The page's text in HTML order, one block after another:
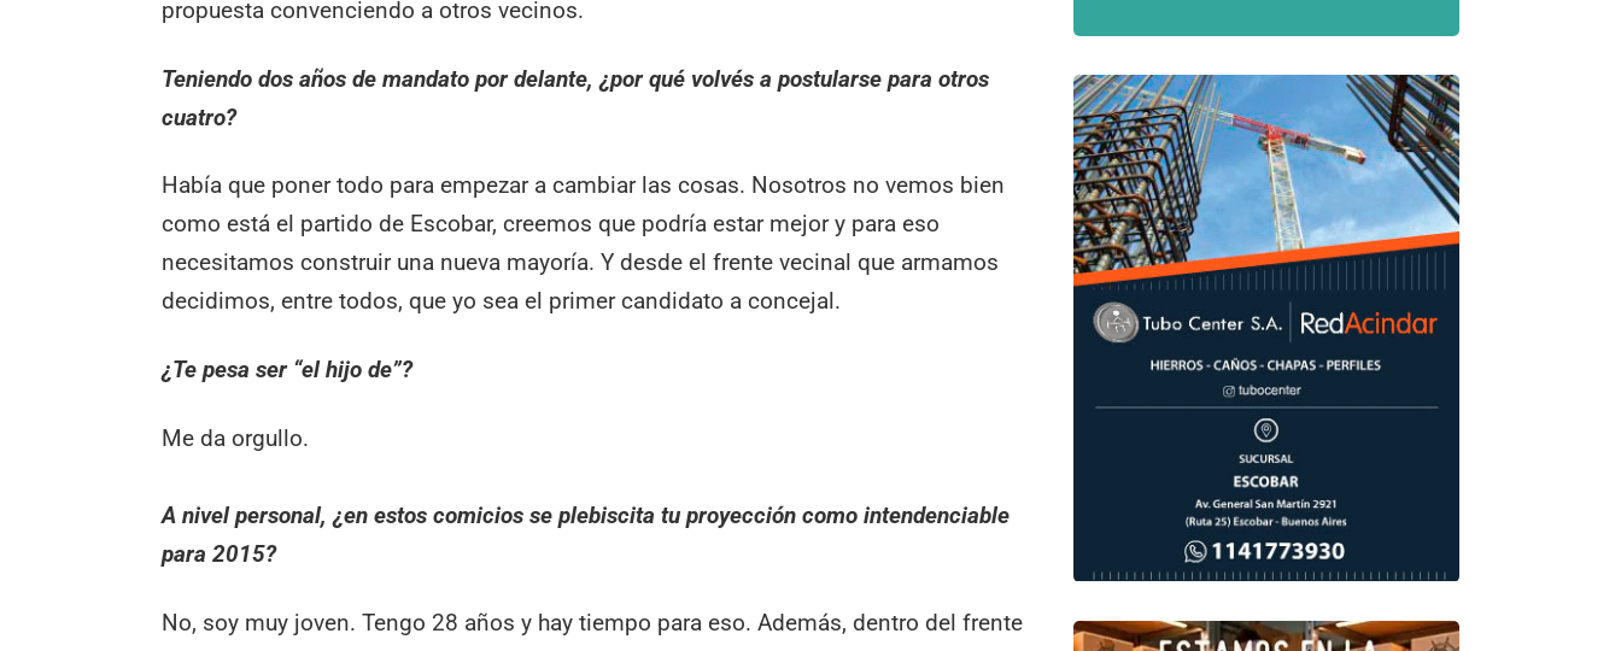
propuesta convenciendo a otros vecinos.
Teniendo dos años de mandato por delante, ¿por qué volvés a postularse para otros
cuatro?
Había que poner todo para empezar a cambiar las cosas. Nosotros no vemos bien
como está el partido de Escobar, creemos que podría estar mejor y para eso
necesitamos construir una nueva mayoría. Y desde el frente vecinal que armamos
decidimos, entre todos, que yo sea el primer candidato a concejal.
¿Te pesa ser “el hijo de”?
Me da orgullo.
A nivel personal, ¿en estos comicios se plebiscita tu proyección como intendenciable
para 2015?
No, soy muy joven. Tengo 28 años y hay tiempo para eso. Además, dentro del frente